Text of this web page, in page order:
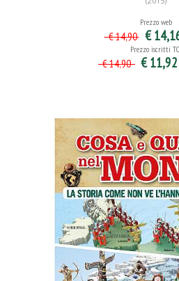
Prezzo web
€ 14,90 €
Prezzo iscritti
€ 14,90 € 11,92